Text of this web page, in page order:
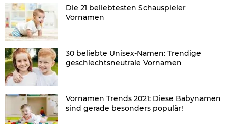
Die 21 beliebtesten Schauspieler
Vornamen
30 beliebte Unisex-Namen: Trendige
geschlechtsneutrale Vornamen
Vornamen Trends 2021: Diese Babynamen
sind gerade besonders populär!